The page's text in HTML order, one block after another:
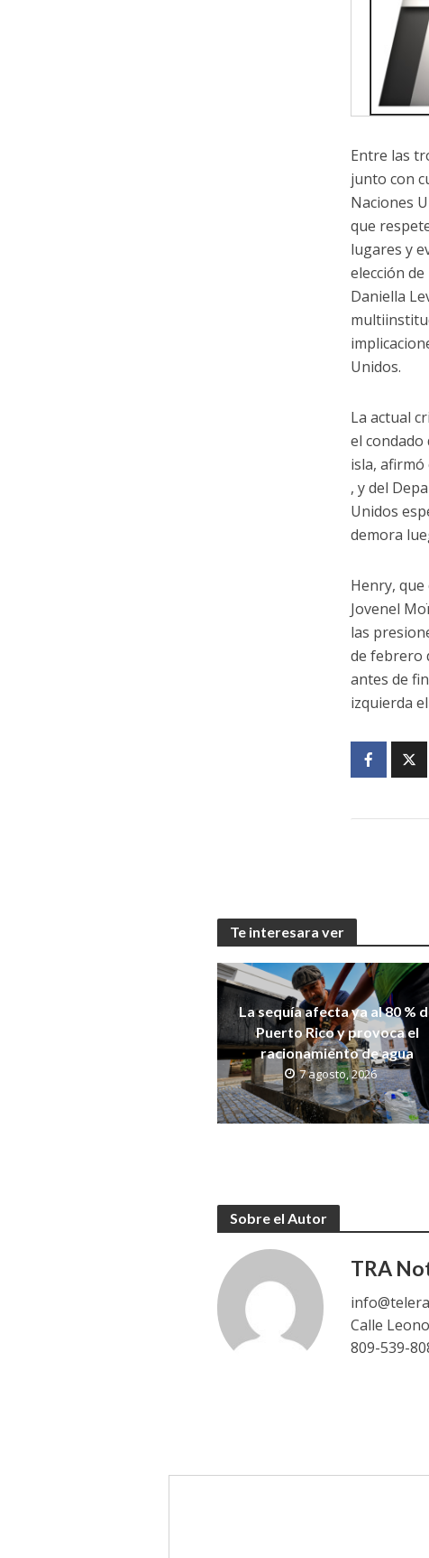
Entre las
junto con
Naciones
que
lugares y
elección
Daniella
Unidos.
La actual
el
isla, afirmó
, y del
Unidos
demora
Henry,
Jovenel
las
de febrero
antes de
izquierda
Te interesara ver
La sequía afecta ya al 80 %
Puerto Rico y provoca el
racionamiento de agua
7 agosto, 2026
Sobre el Autor
TRA
Calle
809-539-